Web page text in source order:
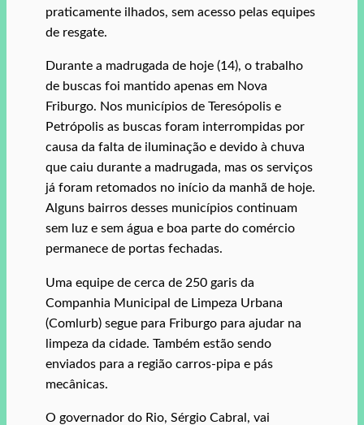
praticamente ilhados, sem acesso pelas equipes
de resgate.
Durante a madrugada de hoje (14), o trabalho
de buscas foi mantido apenas em Nova
Friburgo. Nos municípios de Teresópolis e
Petrópolis as buscas foram interrompidas por
causa da falta de iluminação e devido à chuva
que caiu durante a madrugada, mas os serviços
já foram retomados no início da manhã de hoje.
Alguns bairros desses municípios continuam
sem luz e sem água e boa parte do comércio
permanece de portas fechadas.
Uma equipe de cerca de 250 garis da
Companhia Municipal de Limpeza Urbana
(Comlurb) segue para Friburgo para ajudar na
limpeza da cidade. Também estão sendo
enviados para a região carros-pipa e pás
mecânicas.
O governador do Rio, Sérgio Cabral, vai